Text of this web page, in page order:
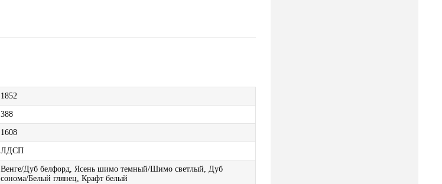
1852
388
1608
ЛДСП
Венге/Дуб белфорд, Ясень шимо темный/Шимо светлый, Дуб
сонома/Белый глянец, Крафт белый